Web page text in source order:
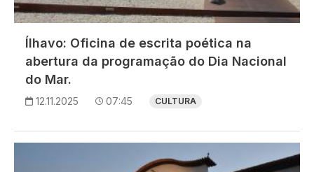
Ílhavo: Oficina de escrita poética na
abertura da programação do Dia Nacional
do Mar.
12.11.2025 07:45 CULTURA